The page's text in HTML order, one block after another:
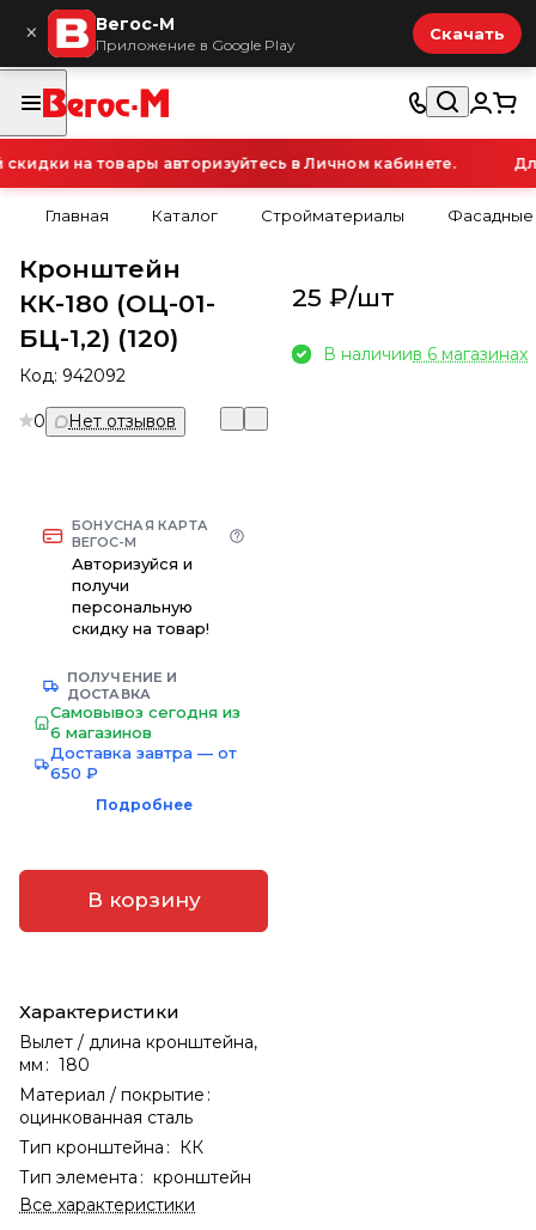
× Вегос-М
Приложение в Google Play
Скачать
на товары авторизуйтесь в Личном кабинете.
Главная Каталог Стройматериалы Фасадные
Кронштейн
КК-180 (ОЦ-01-
БЦ-1,2) (120)
Код: 942092
0 Нет отзывов
БОНУСНАЯ КАРТА
ВЕГОС-М
Авторизуйся и
получи
персональную
скидку на товар!
ПОЛУЧЕНИЕ И
ДОСТАВКА
Самовывоз сегодня из
6 магазинов
Доставка завтра — от
650 ₽
Подробнее
В корзину
Характеристики
Вылет / длина кронштейна,
мм : 180
Материал / покрытие :
оцинкованная сталь
Тип кронштейна : КК
Тип элемента : кронштейн
Все характеристики
25 ₽/шт
В наличиив 6 магазинах